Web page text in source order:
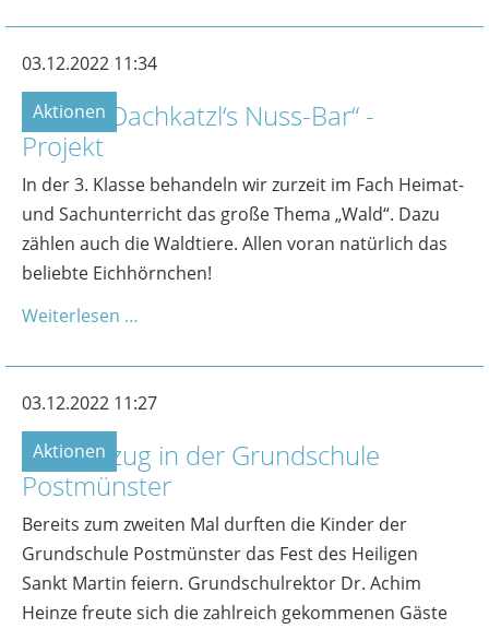
03.12.2022 11:34
Aktionen
Unser „Oachkatzl‘s Nuss-Bar“ -
Projekt
In der 3. Klasse behandeln wir zurzeit im Fach Heimat-
und Sachunterricht das große Thema „Wald“. Dazu
zählen auch die Waldtiere. Allen voran natürlich das
beliebte Eichhörnchen!
Weiterlesen …
03.12.2022 11:27
Aktionen
Martinszug in der Grundschule
Postmünster
Bereits zum zweiten Mal durften die Kinder der
Grundschule Postmünster das Fest des Heiligen
Sankt Martin feiern. Grundschulrektor Dr. Achim
Heinze freute sich die zahlreich gekommenen Gäste